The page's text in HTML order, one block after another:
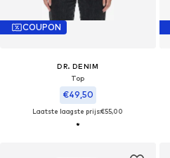
COUPON
DR. DENIM
Top
€49,50
Laatste laagste prijs:€55,00